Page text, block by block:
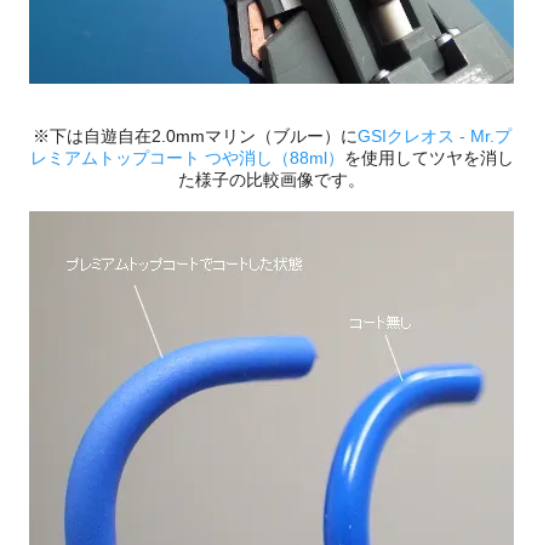
※下は自遊自在2.0mmマリン（ブルー）にGSIクレオス - Mr.プ
レミアムトップコート つや消し（88ml） を使用してツヤを消し
た様子の比較画像です。